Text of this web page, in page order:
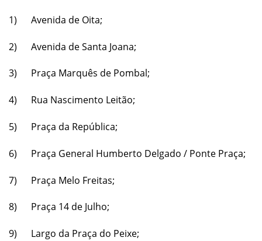
1) Avenida de Oita;
2) Avenida de Santa Joana;
3) Praça Marquês de Pombal;
4) Rua Nascimento Leitão;
5) Praça da República;
6) Praça General Humberto Delgado / Ponte Praça;
7) Praça Melo Freitas;
8) Praça 14 de Julho;
9) Largo da Praça do Peixe;